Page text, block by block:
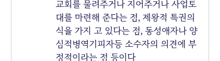
교회를 물려주거나 지어주거나 사업토
대를 마련해 준다는 점, 제왕적 특권의
식을 가지 고 있다는 점, 동성애자나 양
심적병역기피자등 소수자의 의견에 부
정적이라는 점 등이다